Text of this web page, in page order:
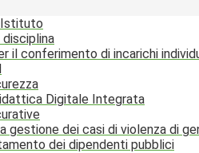
disciplina
il conferimento di incarichi
Digitale Integrata
gestione dei casi di violenza di
dei dipendenti pubblici